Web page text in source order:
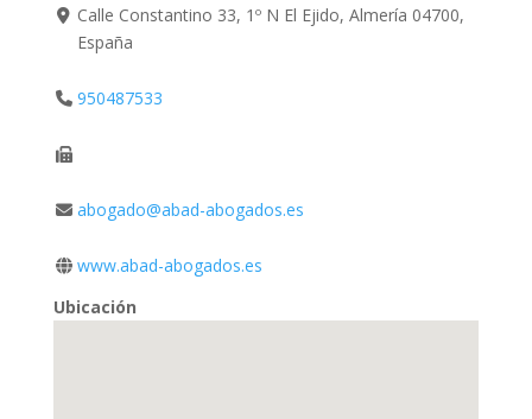
Calle Constantino 33, 1º N El Ejido, Almería 04700,
España
950487533
abogado@abad-abogados.es
www.abad-abogados.es
Ubicación